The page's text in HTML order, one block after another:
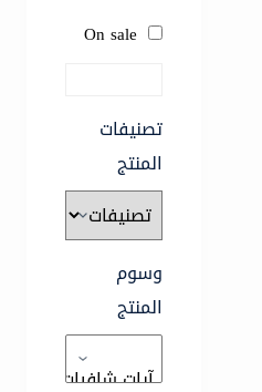
On sale
تصنيفات
المنتج
وسوم
المنتج